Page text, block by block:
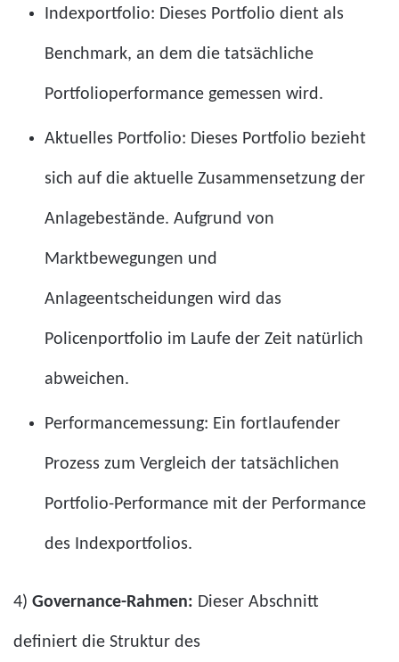
Indexportfolio: Dieses Portfolio dient als
Benchmark, an dem die tatsächliche
Portfolioperformance gemessen wird.
Aktuelles Portfolio: Dieses Portfolio bezieht
sich auf die aktuelle Zusammensetzung der
Anlagebestände. Aufgrund von
Marktbewegungen und
Anlageentscheidungen wird das
Policenportfolio im Laufe der Zeit natürlich
abweichen.
Performancemessung: Ein fortlaufender
Prozess zum Vergleich der tatsächlichen
Portfolio-Performance mit der Performance
des Indexportfolios.
4) Governance-Rahmen: Dieser Abschnitt
definiert die Struktur des